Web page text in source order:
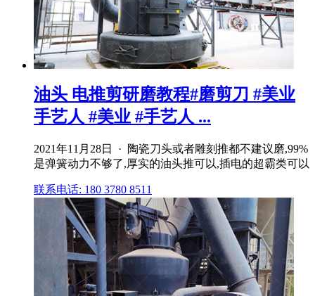
油头 电推剪研磨教程#磨剪刀 #美业
手艺人 #美业 #手艺人 ...
2021年11月28日 · 陶瓷刀头或者雕刻推都不建议磨,99%
是弹簧动力不够了,厚实的油头推可以,插电的超霸类可以
联系电话: 180 3780 8511